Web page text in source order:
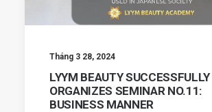
Tháng 3 28, 2024
LYYM BEAUTY SUCCESSFULLY
ORGANIZES SEMINAR NO.11:
BUSINESS MANNER